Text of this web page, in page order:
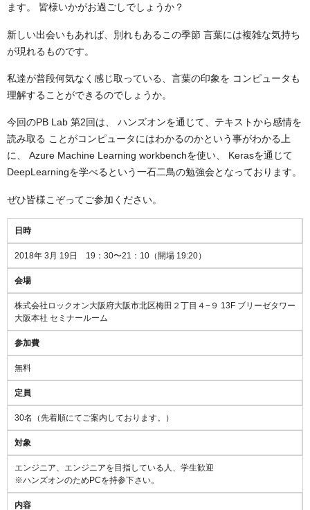
ます。 皆様いかがお過ごしでしょうか？
新しい出会いもあれば、別れもあるこの季節 言葉には複雑な気持ち
が現れるものです。
私達が普段何気なく感じ取っている、言葉の印象を コンピュータも
理解することができるのでしょうか。
今回のPB Lab 第2回は、 ハンズオンを通じて、テキストから感情を
読み取る ことがコンピュータにはわかるのかという事がわかる上
に、 Azure Machine Learning workbenchを使い、 Kerasを通じて
DeepLearningを学べるという一石二鳥の勉強会となっております。
ぜひ皆様こぞってご参加ください。
日時
2018年 3月 19日 19：30〜21：10（開場 19:20）
会場
株式会社ロックオン大阪府大阪市北区梅田２丁目４−９ 13F ブリーゼタワー
大阪本社 セミナールーム
参加費
無料
定員
30名（先着順にてご案内しております。）
対象
エンジニア、エンジニアを目指している人、学生歓迎
※ハンズオンのためPCを持参下さい。
内容